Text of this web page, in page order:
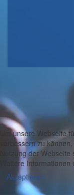
Um unsere Webseite
verbessern zu
Nutzung der
Weitere
Akzeptieren